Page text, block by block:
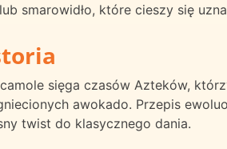
smarowidło, które cieszy się
sięga czasów Azteków,
awokado. Przepis
twist do klasycznego dania.